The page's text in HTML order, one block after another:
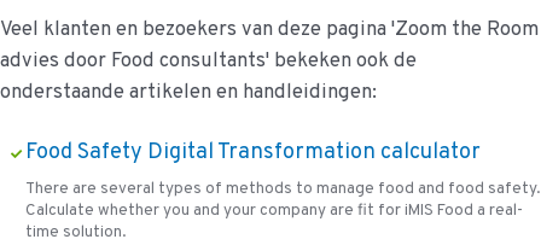
Veel klanten en bezoekers van deze pagina 'Zoom the Room
advies door Food consultants' bekeken ook de
onderstaande artikelen en handleidingen:
Food Safety Digital Transformation calculator
There are several types of methods to manage food and food safety.
Calculate whether you and your company are fit for iMIS Food a real-
time solution.